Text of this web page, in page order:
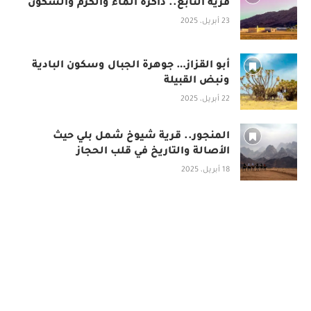
قرية النابع.. ذاكرة الماء والكرم والسكون
23 أبريل، 2025
أبو القزاز… جوهرة الجبال وسكون البادية
ونبض القبيلة
22 أبريل، 2025
المنجور.. قرية شيوخ شمل بلي حيث
الأصالة والتاريخ في قلب الحجاز
18 أبريل، 2025